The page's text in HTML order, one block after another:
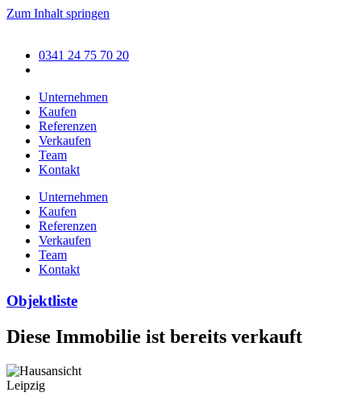
Zum Inhalt springen
0341 24 75 70 20
Unternehmen
Kaufen
Referenzen
Verkaufen
Team
Kontakt
Unternehmen
Kaufen
Referenzen
Verkaufen
Team
Kontakt
Objektliste
Diese Immobilie ist bereits verkauft
Leipzig